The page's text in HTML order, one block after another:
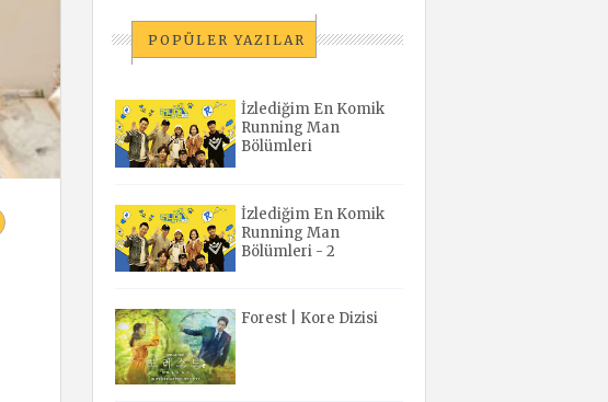
POPÜLER YAZILAR
İzlediğim En Komik
Running Man
Bölümleri
İzlediğim En Komik
Running Man
Bölümleri - 2
Forest | Kore Dizisi